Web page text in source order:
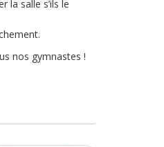
la salle s’ils le
nos gymnastes !